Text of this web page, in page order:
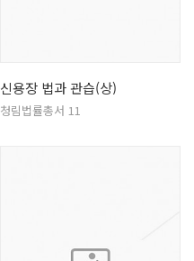
신용장 법과 관습(상)
청림법률총서 11